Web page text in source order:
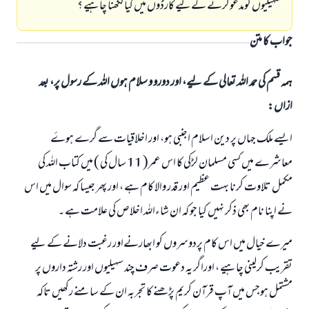
سہیلیوں کومدعوکرنے کےلیے کارڈوں میں کیا لکھنا چاہیے ؟
جواب کا متن
ہمہ قسم کی حمد اللہ تعالی کے لیے، اور دورو و سلام ہوں اللہ کے رسول پر، بعد
ازاں:
ایسے ملک جہاں پر دین اسلام اجنبی ہو، اور اخلاقیات سے گرے ہوۓ
معاشرے میں کسی مسلمان لڑکی کا اس عمر( 11 سال کی ) میں کتاب اللہ کی
مکمل تلاوت کرنا بہت عظیم اور قدر والا کام ہے ، اور پھر جیسا کہ سوال میں اس
نے اپنا نام بھی ذکر نہیں کیا جو کہ ان شاءاللہ اخلاص کی علامت ہے ۔
میرے خیال میں اس کام پردوسروں کو ابھارنےاور رغبت دلانے کے لیے
تقریب کرلینی چاہیے ، اوراگر یہ دعوت صرف چند سہیلیوں اور رشتہ داروں پر
مشتمل ہوجس میں آپ قرآن کریم پڑھنے کا تجربہ ان کے سامنے رکھیں تاکہ